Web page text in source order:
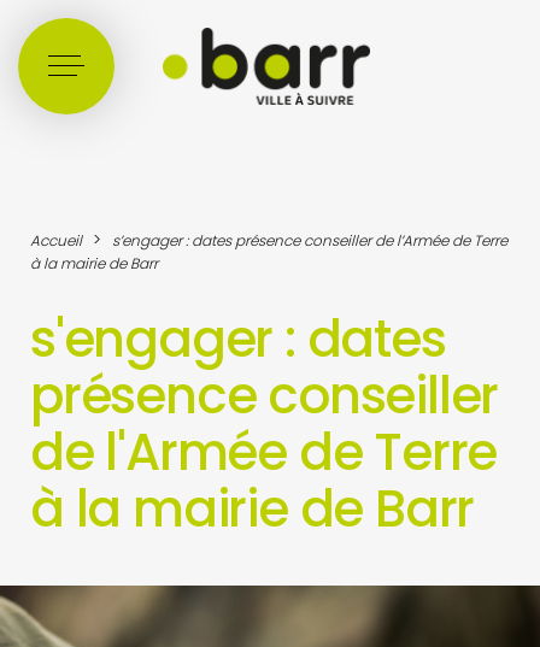
Accueil >
s’engager : dates présence conseiller de l’Armée de Terre
à la mairie de Barr
s'engager : dates
présence conseiller
de l'Armée de Terre
à la mairie de Barr